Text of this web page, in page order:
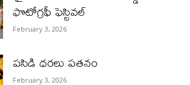
ఫొటోగ్రఫీ ఫెస్టివల్
February 3, 2026
పసిడి ధరలు పతనం
February 3, 2026